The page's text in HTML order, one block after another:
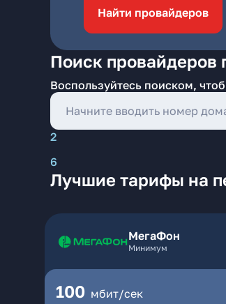
Найти провайдеров
Поиск провайдеров
Воспользуйтесь поиском,
2
6
Лучшие тарифы на
МегаФон
Минимум
100 мбит/сек